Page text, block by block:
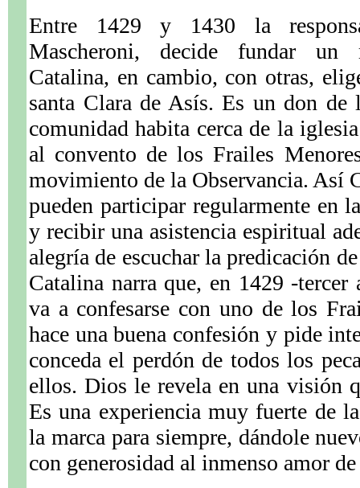
Entre 1429 y 1430 la
Mascheroni, decide fundar un
Catalina, en cambio, con otras,
santa Clara de Asís. Es un don de
comunidad habita cerca de la
al convento de los Frailes
movimiento de la Observancia. Así
pueden participar regularmente en
y recibir una asistencia espiritual
alegría de escuchar la predicación
Catalina narra que, en 1429 -tercer
va a confesarse con uno de los
hace una buena confesión y pide
conceda el perdón de todos los
ellos. Dios le revela en una visión
Es una experiencia muy fuerte de
la marca para siempre, dándole
con generosidad al inmenso amor